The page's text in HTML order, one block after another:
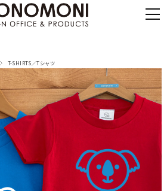
T-SHIRTS／Tシャツ